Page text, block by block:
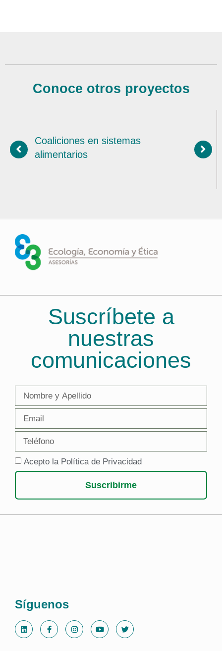
Conoce otros proyectos
Coaliciones en sistemas
alimentarios
Suscríbete a
nuestras
comunicaciones
Acepto la Política de Privacidad
Suscribirme
Síguenos